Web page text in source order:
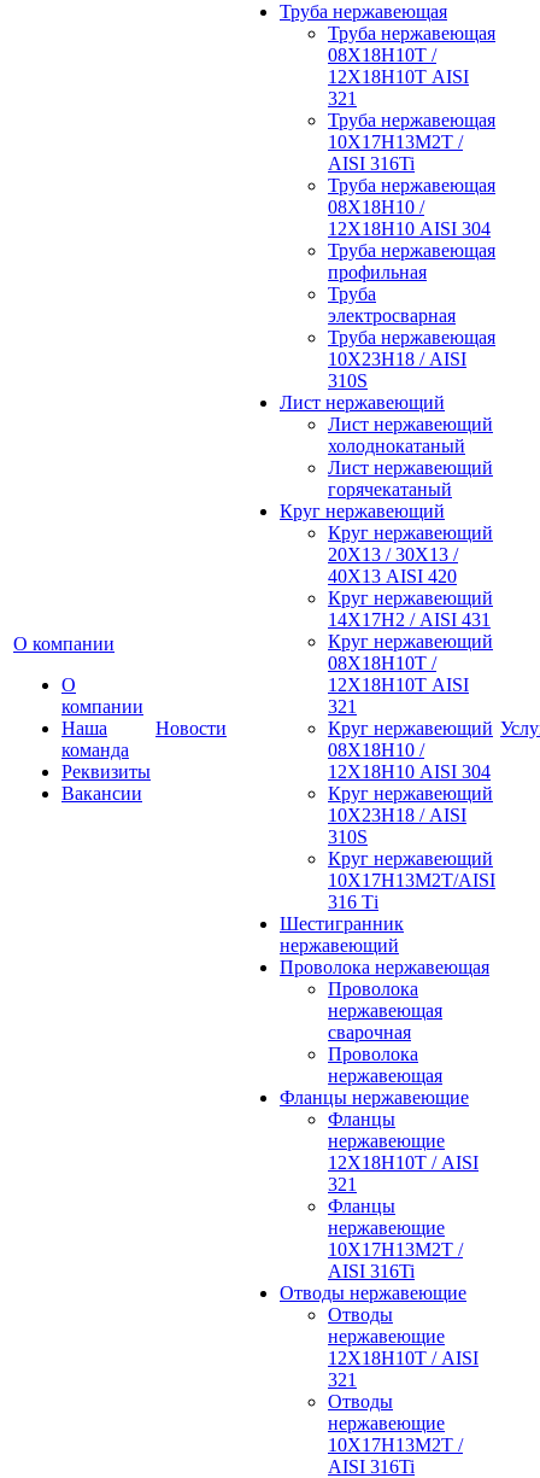
О компании
О
компании
Наша
команда
Реквизиты
Вакансии
Новости
Труба нержавеющая
Труба нержавеющая
08Х18Н10Т /
12Х18Н10Т AISI
321
Труба нержавеющая
10Х17Н13М2Т /
AISI 316Ti
Труба нержавеющая
08Х18Н10 /
12Х18Н10 AISI 304
Труба нержавеющая
профильная
Труба
электросварная
Труба нержавеющая
10Х23Н18 / AISI
310S
Лист нержавеющий
Лист нержавеющий
холоднокатаный
Лист нержавеющий
горячекатаный
Круг нержавеющий
Круг нержавеющий
20Х13 / 30Х13 /
40Х13 AISI 420
Круг нержавеющий
14Х17Н2 / AISI 431
Круг нержавеющий
08Х18Н10Т /
12Х18Н10Т AISI
321
Круг нержавеющий
08Х18Н10 /
12Х18Н10 AISI 304
Круг нержавеющий
10Х23Н18 / AISI
310S
Круг нержавеющий
10Х17Н13М2Т/AISI
316 Тi
Шестигранник
нержавеющий
Проволока нержавеющая
Проволока
нержавеющая
сварочная
Проволока
нержавеющая
Фланцы нержавеющие
Фланцы
нержавеющие
12Х18Н10Т / AISI
321
Фланцы
нержавеющие
10Х17Н13М2Т /
AISI 316Ti
Отводы нержавеющие
Отводы
нержавеющие
12Х18Н10Т / AISI
321
Отводы
нержавеющие
10Х17Н13М2Т /
AISI 316Ti